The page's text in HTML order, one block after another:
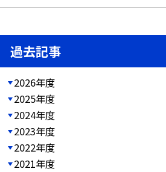
過去記事
2026年度
2025年度
2024年度
2023年度
2022年度
2021年度